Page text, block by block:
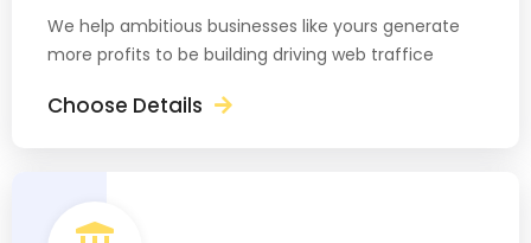
We help ambitious businesses like yours generate
more profits to be building driving web traffice
Choose Details